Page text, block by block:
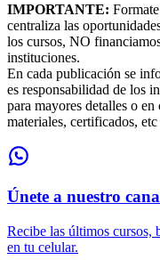
IMPORTANTE:
centraliza las
los cursos, NO
instituciones.
En cada publicación se
es responsabilidad de los
para mayores detalles o
materiales, certificados, etc
Únete a nuestro
Recibe las últimos cursos,
en tu celular.